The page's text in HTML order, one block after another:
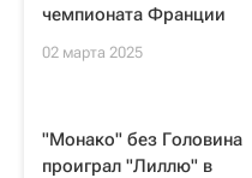
чемпионата Франции
02 марта 2025
"Монако" без Головина
проиграл "Лиллю" в